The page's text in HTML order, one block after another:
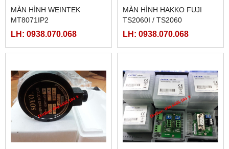
MÀN HÌNH WEINTEK
MT8071IP2
LH: 0938.070.068
MÀN HÌNH HAKKO FUJI
TS2060I / TS2060
LH: 0938.070.068